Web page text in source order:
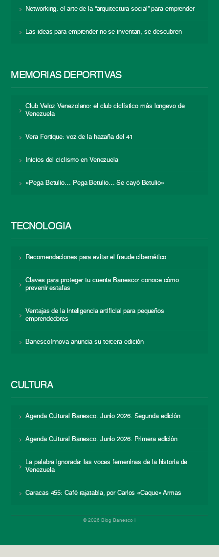
Networking: el arte de la “arquitectura social” para emprender
Las ideas para emprender no se inventan, se descubren
MEMORIAS DEPORTIVAS
Club Veloz Venezolano: el club ciclístico más longevo de
Venezuela
Vera Fortique: voz de la hazaña del 41
Inicios del ciclismo en Venezuela
«Pega Betulio… Pega Betulio… Se cayó Betulio»
TECNOLOGÍA
Recomendaciones para evitar el fraude cibernético
Claves para proteger tu cuenta Banesco: conoce cómo
prevenir estafas
Ventajas de la inteligencia artificial para pequeños
emprendedores
BanescoInnova anuncia su tercera edición
CULTURA
Agenda Cultural Banesco. Junio 2026. Segunda edición
Agenda Cultural Banesco. Junio 2026. Primera edición
La palabra ignorada: las voces femeninas de la historia de
Venezuela
Caracas 455: Café rajatabla, por Carlos «Caque» Armas
© 2026 Blog Banesco |